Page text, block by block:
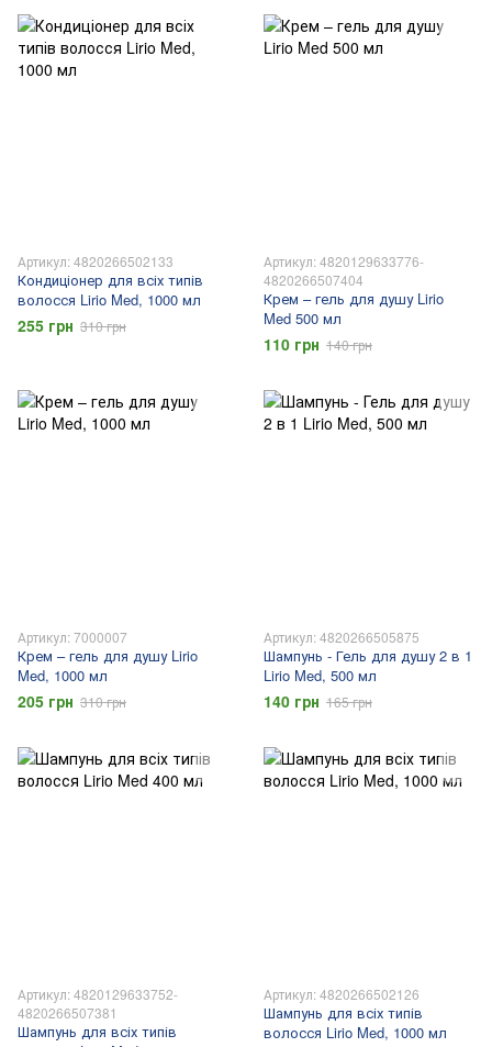
Артикул: 4820266502133
Кондиціонер для всіх типів
волосся Lirio Med, 1000 мл
255 грн 310 грн
Артикул: 4820129633776-
4820266507404
Крем – гель для душу Lirio
Med 500 мл
110 грн 140 грн
Артикул: 7000007
Крем – гель для душу Lirio
Med, 1000 мл
205 грн 310 грн
Артикул: 4820266505875
Шампунь - Гель для душу 2 в 1
Lirio Med, 500 мл
140 грн 165 грн
Артикул: 4820129633752-
4820266507381
Шампунь для всіх типів
Артикул: 4820266502126
Шампунь для всіх типів
волосся Lirio Med, 1000 мл